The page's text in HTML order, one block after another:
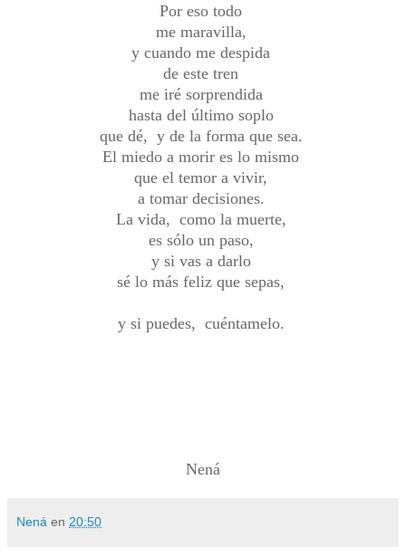
Por eso todo
me maravilla,
y cuando me despida
de este tren
me iré sorprendida
hasta del último soplo
que dé, y de la forma que sea.
El miedo a morir es lo mismo
que el temor a vivir,
a tomar decisiones.
La vida, como la muerte,
es sólo un paso,
y si vas a darlo
sé lo más feliz que sepas,
y si puedes, cuéntamelo.
Nená
Nená en 20:50